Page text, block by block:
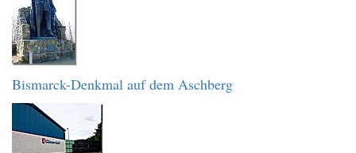
Bismarck-Denkmal auf dem Aschberg